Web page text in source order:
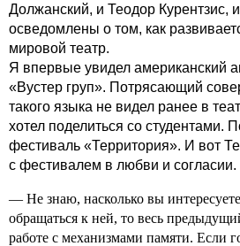
Должанский, и Теодор
осведомлены о том, как
мировой театр.
Я впервые увидел американский
«Вустер груп». Потрясающий
такого языка не видел ранее в
хотел поделиться со студентами.
фестиваль «Территория». И вот
с фестивалем в любви и согласии.
— Не знаю, насколько вы
обращаться к ней, то весь
работе с механизмами памяти. Если